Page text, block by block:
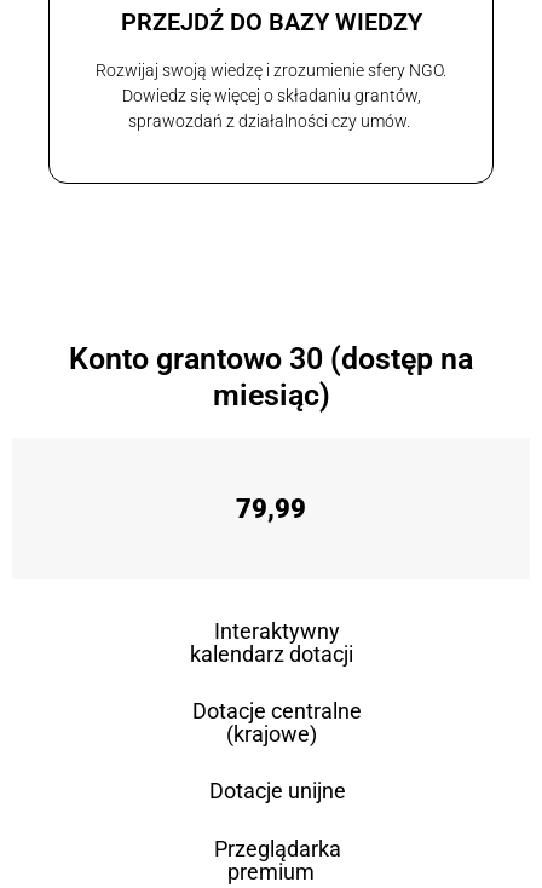
PRZEJDŹ DO BAZY WIEDZY
Rozwijaj swoją wiedzę i zrozumienie sfery NGO.
Dowiedz się więcej o składaniu grantów,
sprawozdań z działalności czy umów.
Konto grantowo 30 (dostęp na
miesiąc)
79,99
Interaktywny
kalendarz dotacji
Dotacje centralne
(krajowe)
Dotacje unijne
Przeglądarka
premium